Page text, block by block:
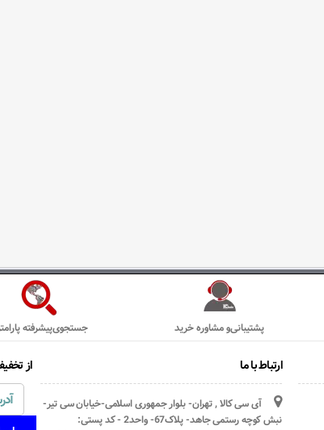
جستجوی‌پیشرفته پشتیبانی‌و مشاوره خرید
ارتباط با ما
آی سی کالا , تهران- بلوار جمهوری اسلامی-خیابان سی تیر-
نبش کوچه رستمی جاهد- پلاک67- واحد2 - کد پستی:
از